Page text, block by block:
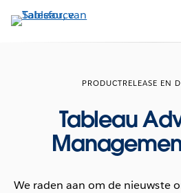
Verder
naar
PRODUCTRELEASE EN
Tableau
We raden aan om de nieuwste